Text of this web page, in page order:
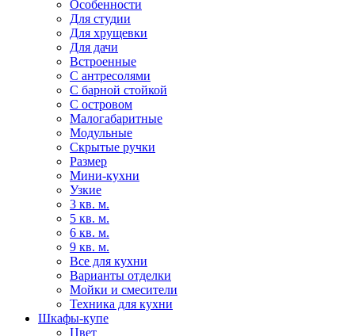
Особенности
Для студии
Для хрущевки
Для дачи
Встроенные
С антресолями
С барной стойкой
С островом
Малогабаритные
Модульные
Скрытые ручки
Размер
Мини-кухни
Узкие
3 кв. м.
5 кв. м.
6 кв. м.
9 кв. м.
Все для кухни
Варианты отделки
Мойки и смесители
Техника для кухни
Шкафы-купе
Цвет